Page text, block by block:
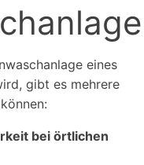
eines
gibt es mehrere
bei örtlichen